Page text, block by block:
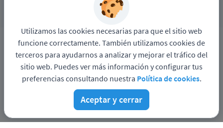
APLICAR A ESTE PROCESO
Política de privacidad
Sitio web deSGF Global
Utilizamos las cookies necesarias para que el sitio web
funcione correctamente. También utilizamos cookies de
terceros para ayudarnos a analizar y mejorar el tráfico del
sitio web. Puedes ver más información y configurar tus
preferencias consultando nuestra Política de cookies.
Aceptar y cerrar